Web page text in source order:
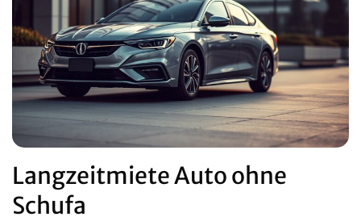
Langzeitmiete Auto ohne
Schufa